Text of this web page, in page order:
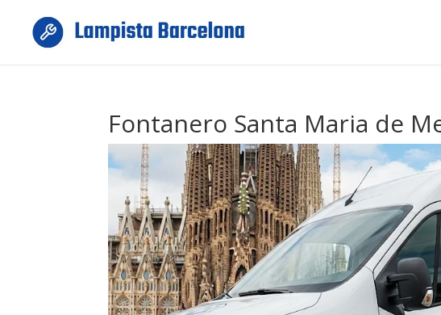
Fontanero Santa Maria de